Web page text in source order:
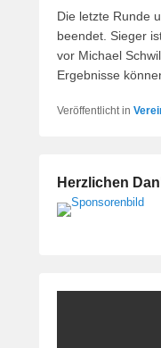
Die letzte Runde
beendet. Sieger
vor Michael
Ergebnisse
Veröffentlicht in
Herzlichen